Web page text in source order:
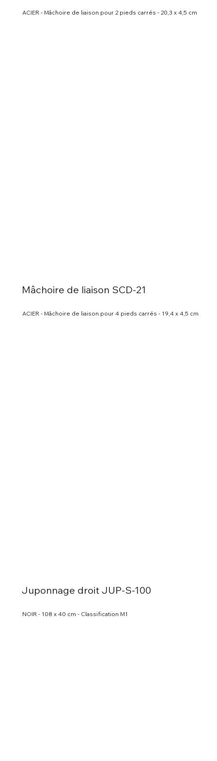
ACIER - Mâchoire de liaison pour 2 pieds carrés - 20,3 x 4,5 cm
Mâchoire de liaison SCD-21
ACIER - Mâchoire de liaison pour 4 pieds carrés - 19,4 x 4,5 cm
Juponnage droit JUP-S-100
NOIR - 108 x 40 cm - Classification M1